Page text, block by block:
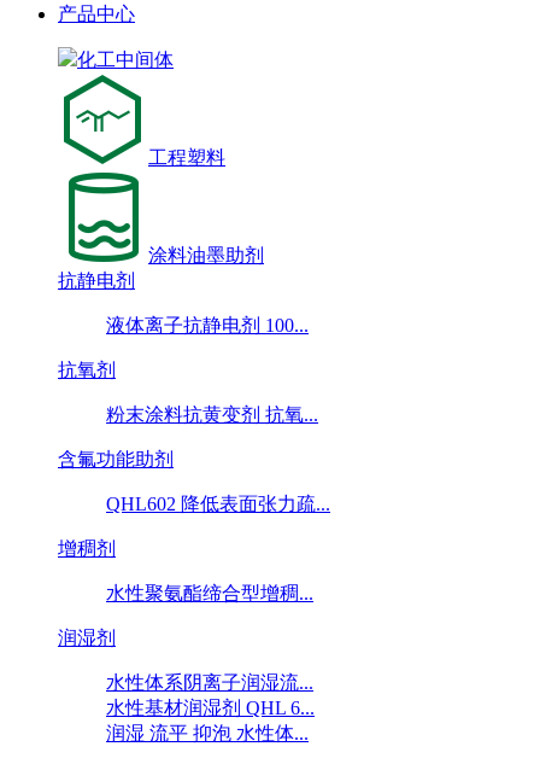
产品中心
化工中间体
工程塑料
涂料油墨助剂
抗静电剂
液体离子抗静电剂 100...
抗氧剂
粉末涂料抗黄变剂 抗氧...
含氟功能助剂
QHL602 降低表面张力疏...
增稠剂
水性聚氨酯缔合型增稠...
润湿剂
水性体系阴离子润湿流...
水性基材润湿剂 QHL 6...
润湿 流平 抑泡 水性体...